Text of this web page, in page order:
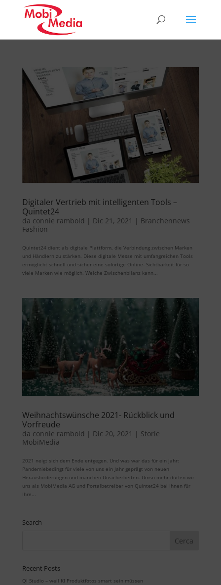
Digitaler Vertrieb mit intelligenten Tools –
Quintet24
da connie rambold | Dic 21, 2021 | Branchennews
Fashion
Quintet24 dient als digitale Plattform, die Verbindung zwischen Marken
und Händlern zu stärken. Diese digitale Messe mit umfangreichen Tools
ermöglicht schnell und sicher eine sofortige Online- Sichtbarkeit für so
viele Marken wie möglich. Welche Zwischenbilanz kann...
Weihnachtswünsche 2021- Rückblick und
Vorfreude
da connie rambold | Dic 20, 2021 | Storie
MobiMedia
2021 neigt sich dem Ende entgegen. Und was war das für ein Jahr:
Pandemiebedingt für viele von uns ein Jahr geprägt von neuen
Herausforderungen und manchen Unsicherheiten. Umso mehr dürfen wir
uns als MobiMedia AG und Portalbetreiber von Quintet24 bei Ihnen für
Ihre...
Search
Recent Posts
QI Studio – weil KI Produktfotos smart sein müssen